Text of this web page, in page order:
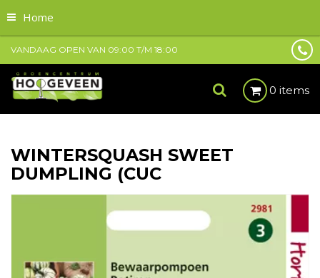
Home
VANDAAG OPEN VAN 09:00 T/M 18:00
0 items
WINTERSQUASH SWEET
DUMPLING (CUC